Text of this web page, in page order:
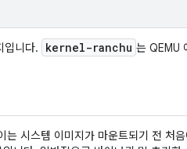
입니다. kernel-ranchu 는 QEMU
는 시스템 이미지가 마운트되기 전 처